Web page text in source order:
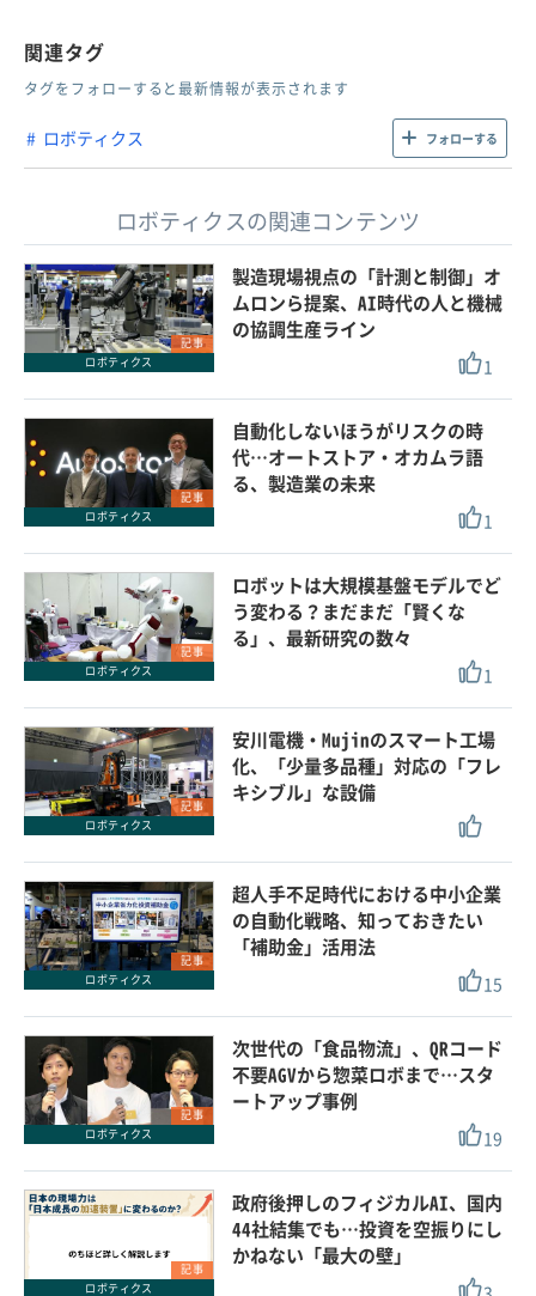
関連タグ
タグをフォローすると最新情報が表示されます
ロボティクス フォローする
ロボティクスの関連コンテンツ
記事
ロボティクス
製造現場視点の「計測と制御」オ
ムロンら提案、AI時代の人と機械
の協調生産ライン
1
記事
ロボティクス
自動化しないほうがリスクの時
代…オートストア・オカムラ語
る、製造業の未来
1
記事
ロボティクス
ロボットは大規模基盤モデルでど
う変わる？まだまだ「賢くな
る」、最新研究の数々
1
記事
ロボティクス
安川電機・Mujinのスマート工場
化、「少量多品種」対応の「フレ
キシブル」な設備
記事
ロボティクス
超人手不足時代における中小企業
の自動化戦略、知っておきたい
「補助金」活用法
15
記事
ロボティクス
次世代の「食品物流」、QRコード
不要AGVから惣菜ロボまで…スタ
ートアップ事例
19
記事
ロボティクス
政府後押しのフィジカルAI、国内
44社結集でも…投資を空振りにし
かねない「最大の壁」